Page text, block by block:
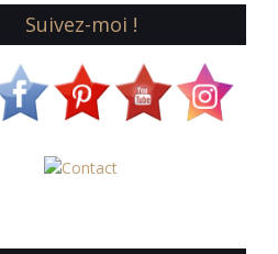
Suivez-moi !